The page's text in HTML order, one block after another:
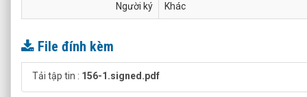
Người ký Khác
File đính kèm
Tải tập tin : 156-1.signed.pdf